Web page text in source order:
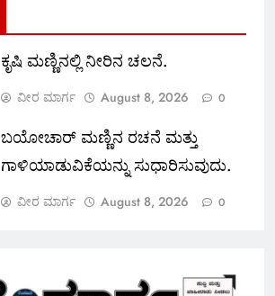
ಕೃಷಿ ಮಣ್ಣಿನಲ್ಲಿ ನೀರಿನ ಚಲನೆ.
ವೀರ ಮಾರ್ಗ August 8, 2026 0
ಬಯೋಚಾರ್ ಮಣ್ಣಿನ ರಚನೆ ಮತ್ತು
ಗಾಳಿಯಾಡುವಿಕೆಯನ್ನು ಸುಧಾರಿಸುವುದು.
ವೀರ ಮಾರ್ಗ August 8, 2026 0